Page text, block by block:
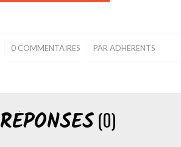
0 COMMENTAIRES
/ PAR ADHÉRENTS
RÉPONSES(0)